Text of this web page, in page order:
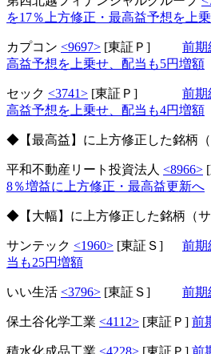
を17％上方修正・最高益予想を上
カプコン <9697> [東証Ｐ] 前期
高益予想を上乗せ、配当も5円増額
セック <3741> [東証Ｐ] 前期
高益予想を上乗せ、配当も4円増額
◆【最高益】に上方修正した銘柄（
平和不動産リート投資法人 <8966>
8％増益に上方修正・最高益更新へ
◆【大幅】に上方修正した銘柄（サ
サンテック <1960> [東証Ｓ] 前期
当も25円増額
いい生活 <3796> [東証Ｓ] 前期
保土谷化学工業 <4112> [東証Ｐ] 前
積水化成品工業 <4228> [東証Ｐ] 前